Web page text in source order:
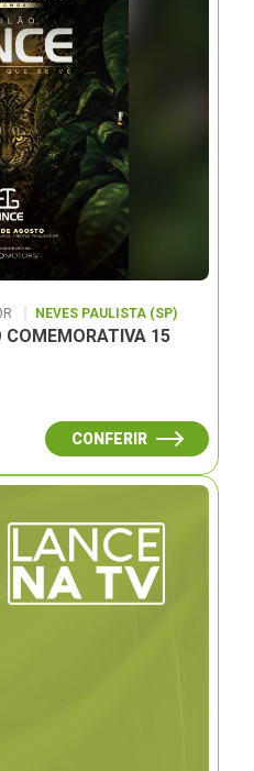
NEVES PAULISTA (SP)
COMEMORATIVA 15
CONFERIR